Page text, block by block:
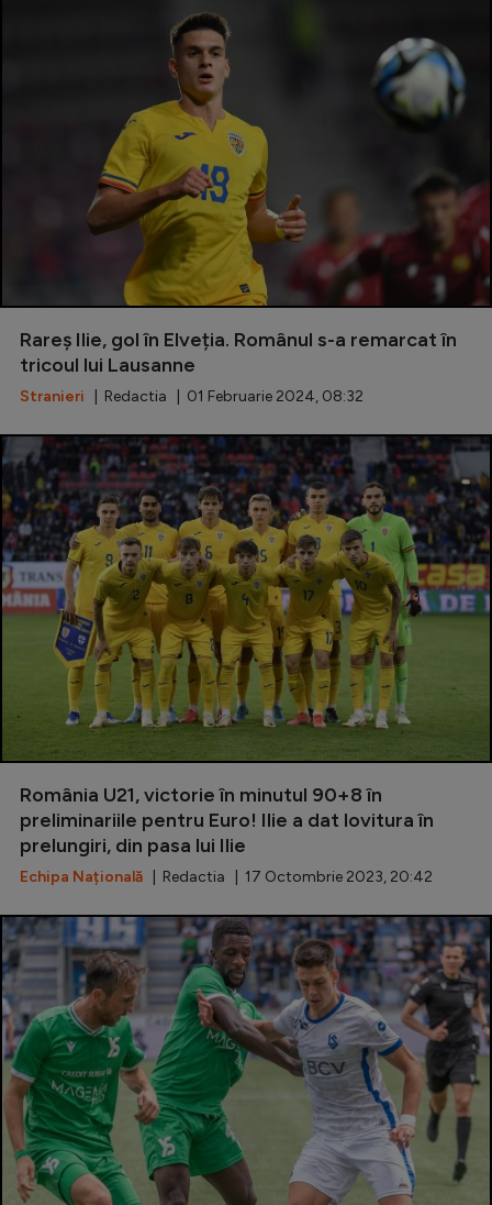
Rareș Ilie, gol în Elveția. Românul s-a remarcat în
tricoul lui Lausanne
Stranieri | Redactia | 01 Februarie 2024, 08:32
România U21, victorie în minutul 90+8 în
preliminariile pentru Euro! Ilie a dat lovitura în
prelungiri, din pasa lui Ilie
Echipa Națională | Redactia | 17 Octombrie 2023, 20:42